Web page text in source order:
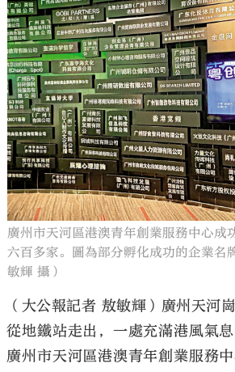
大公文匯
廣州市天河區港澳青年創業服務中心成
六百多家。圖為部分孵化成功的企業名
敏輝 攝）
（大公報記者 敖敏輝）廣州天河
從地鐵站走出，一處充滿港風氣
廣州市天河區港澳青年創業服務